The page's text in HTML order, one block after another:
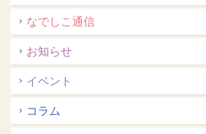
なでしこ通信
お知らせ
イベント
コラム